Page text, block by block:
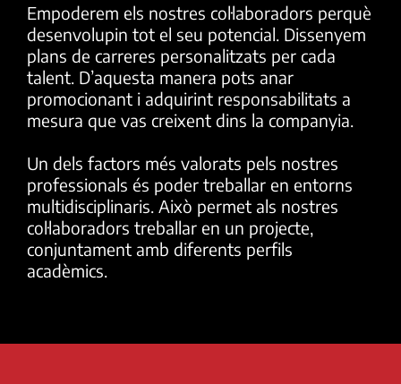
Empoderem els nostres col·laboradors perquè
desenvolupin tot el seu potencial. Dissenyem
plans de carreres personalitzats per cada
talent. D’aquesta manera pots anar
promocionant i adquirint responsabilitats a
mesura que vas creixent dins la companyia.
Un dels factors més valorats pels nostres
professionals és poder treballar en entorns
multidisciplinaris. Això permet als nostres
col·laboradors treballar en un projecte,
conjuntament amb diferents perfils
acadèmics.